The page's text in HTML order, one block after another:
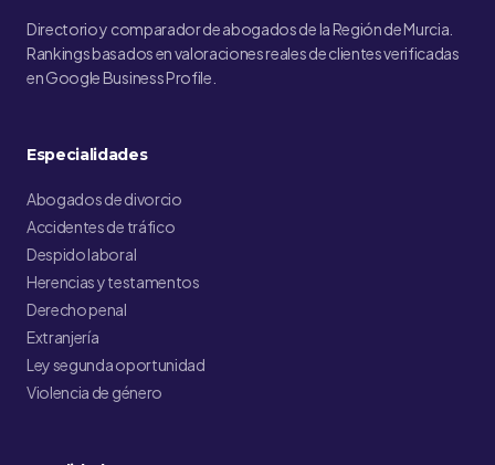
Directorio y comparador de abogados de la Región de Murcia.
Rankings basados en valoraciones reales de clientes verificadas
en Google Business Profile.
Especialidades
Abogados de divorcio
Accidentes de tráfico
Despido laboral
Herencias y testamentos
Derecho penal
Extranjería
Ley segunda oportunidad
Violencia de género